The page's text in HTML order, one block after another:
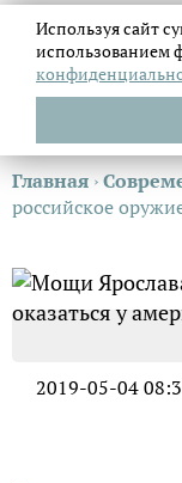
Главная ›
российское
2019-05-04
Используя сайт
использованием